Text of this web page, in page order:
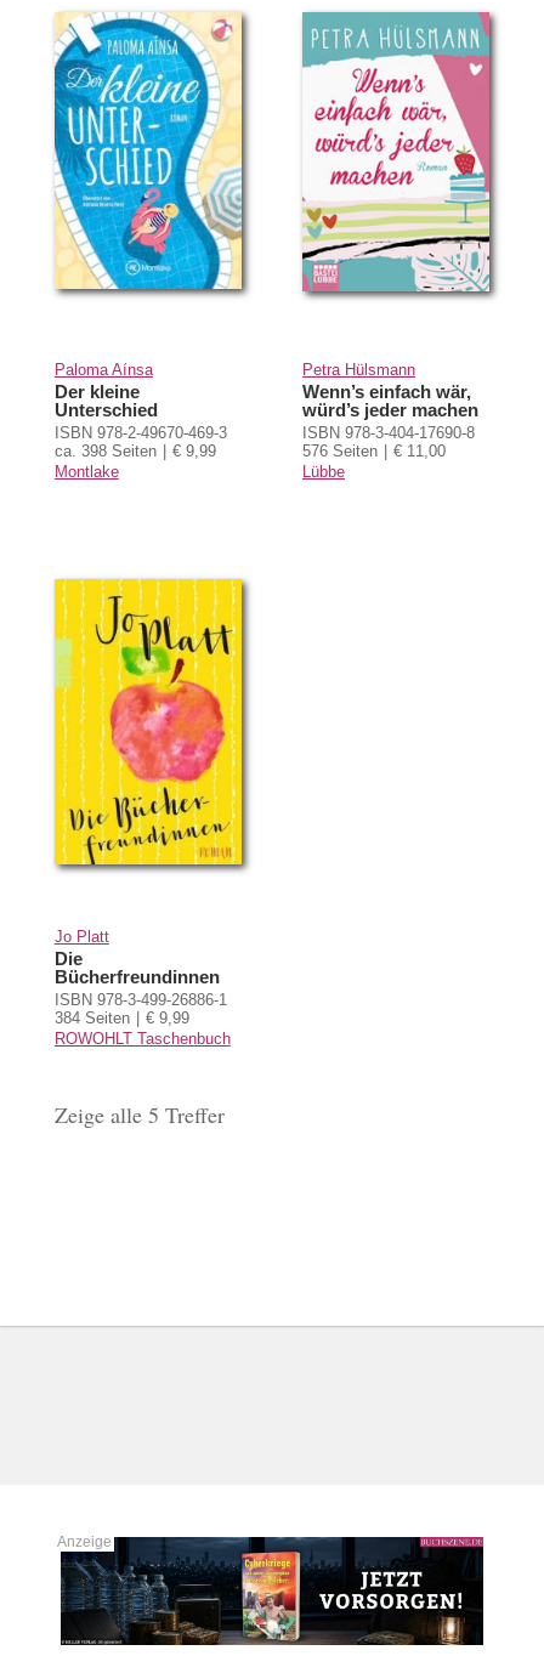
Paloma Aínsa
Der kleine
Unterschied
ISBN 978-2-49670-469-3
ca. 398 Seiten
€ 9,99
Montlake
Petra Hülsmann
Wenn’s einfach wär,
würd’s jeder machen
ISBN 978-3-404-17690-8
576 Seiten
€ 11,00
Lübbe
Jo Platt
Die
Bücherfreundinnen
ISBN 978-3-499-26886-1
384 Seiten
€ 9,99
ROWOHLT Taschenbuch
Zeige alle 5 Treffer